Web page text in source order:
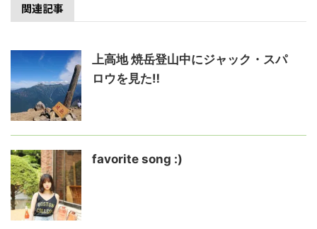
関連記事
上高地 焼岳登山中にジャック・スパ
ロウを見た‼️
favorite song :)